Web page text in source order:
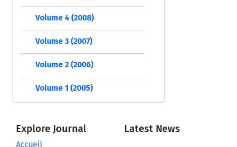
Volume 4 (2008)
Volume 3 (2007)
Volume 2 (2006)
Volume 1 (2005)
Explore Journal
Accueil
Latest News